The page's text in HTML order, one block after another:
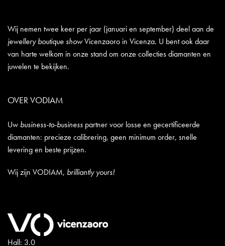
Wij nemen twee keer per jaar (januari en september) deel aan de
jewellery boutique showVicenzaoro in Vicenza. U bent ook daar
van harte welkom in onze stand om onze collecties diamanten en
juwelen te bekijken.
OVER VODIAM
Uw business-to-business partner voor losse en gecertificeerde
diamanten: precieze calibrering, geen minimum order, snelle
levering en beste prijzen.
Wij zijn VODIAM, brilliantly yours!
Hall: 3.0